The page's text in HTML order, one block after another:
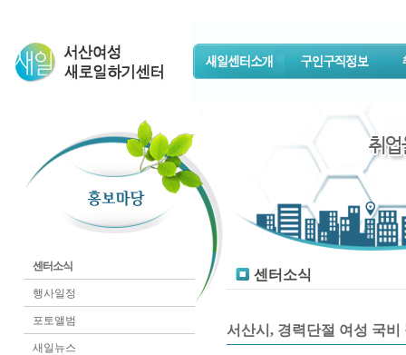
센터소식
행사일정
포토앨범
새일뉴스
센터소식
서산시, 경력단절 여성 국비